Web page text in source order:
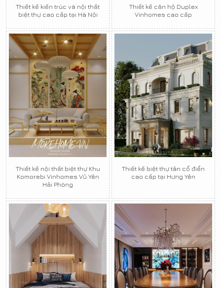
Thiết kế kiến trúc và nội thất
biệt thự cao cấp tại Hà Nội
Thiết kế căn hộ Duplex
Vinhomes cao cấp
Thiết kế nội thất biệt thự Khu
Komorebi Vinhomes Vũ Yên
Hải Phòng
Thiết kế biệt thự tân cổ điển
cao cấp tại Hưng Yên